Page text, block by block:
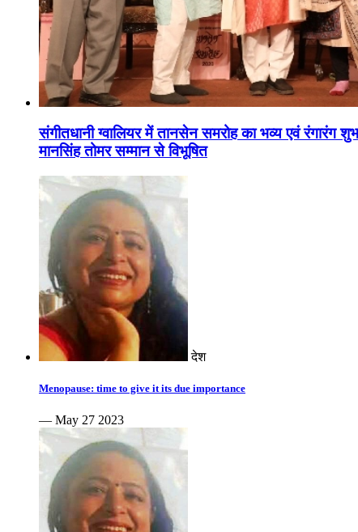
संगीतधानी ग्वालियर में तानसेन समरोह का भव्य एवं रंगारंग
मानसिंह तोमर सम्मान से विभूषित
देश
Menopause: time to give it its due importance
— May 27 2023